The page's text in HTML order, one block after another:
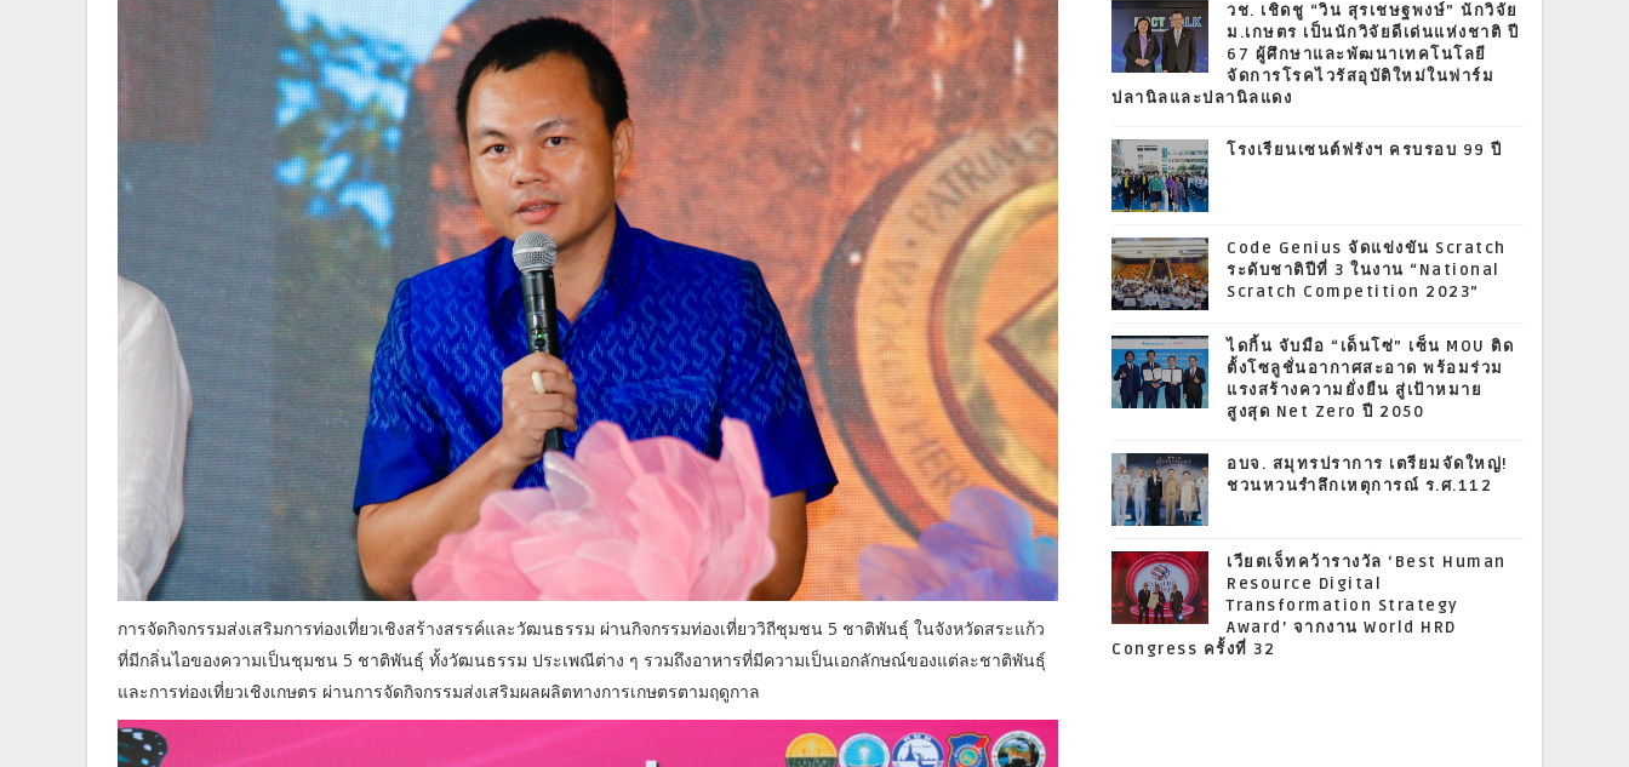
การจัดกิจกรรมส่งเสริมการท่องเที่ยวเชิงสร้างสรรค์และวัฒนธรรม ผ่านกิจกรรมท่องเที่ยววิถีชุมชน 5 ชาติพันธุ์ ในจังหวัดสระแก้ว
ที่มีกลิ่นไอของความเป็นชุมชน 5 ชาติพันธุ์ ทั้งวัฒนธรรม ประเพณีต่าง ๆ รวมถึงอาหารที่มีความเป็นเอกลักษณ์ของแต่ละชาติพันธุ์
และการท่องเที่ยวเชิงเกษตร ผ่านการจัดกิจกรรมส่งเสริมผลผลิตทางการเกษตรตามฤดูกาล
วช. เชิดชู “วิน สุรเชษฐพงษ์” นักวิจัย
ม.เกษตร เป็นนักวิจัยดีเด่นแห่งชาติ ปี
67 ผู้ศึกษาและพัฒนาเทคโนโลยี
จัดการโรคไวรัสอุบัติใหม่ในฟาร์ม
ปลานิลและปลานิลแดง
โรงเรียนเซนต์ฟรังฯ ครบรอบ 99 ปี
Code Genius จัดแข่งขัน Scratch
ระดับชาติปีที่ 3 ในงาน “National
Scratch Competition 2023”
ไดกิ้น จับมือ “เด็นโซ่” เซ็น MOU ติด
ตั้งโซลูชั่นอากาศสะอาด พร้อมร่วม
แรงสร้างความยั่งยืน สู่เป้าหมาย
สูงสุด Net Zero ปี 2050
อบจ. สมุทรปราการ เตรียมจัดใหญ่!
ชวนหวนรำลึกเหตุการณ์ ร.ศ.112
เวียตเจ็ทคว้ารางวัล ‘Best Human
Resource Digital
Transformation Strategy
Award’ จากงาน World HRD
Congress ครั้งที่ 32